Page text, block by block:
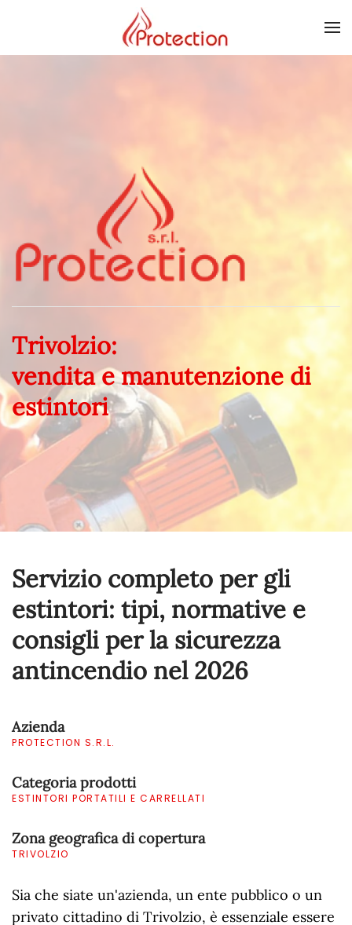
Skip to main content
Trivolzio:
vendita e manutenzione di
estintori
Servizio completo per gli
estintori: tipi, normative e
consigli per la sicurezza
antincendio nel 2026
Azienda
PROTECTION S.R.L.
Categoria prodotti
ESTINTORI PORTATILI E CARRELLATI
Zona geografica di copertura
TRIVOLZIO
Sia che siate un'azienda, un ente pubblico o un
privato cittadino di Trivolzio, è essenziale essere